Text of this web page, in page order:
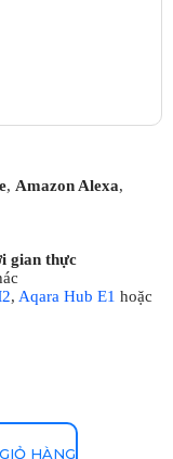
, Amazon Alexa,
gian thực
, Aqara Hub E1 hoặc
HÀNG